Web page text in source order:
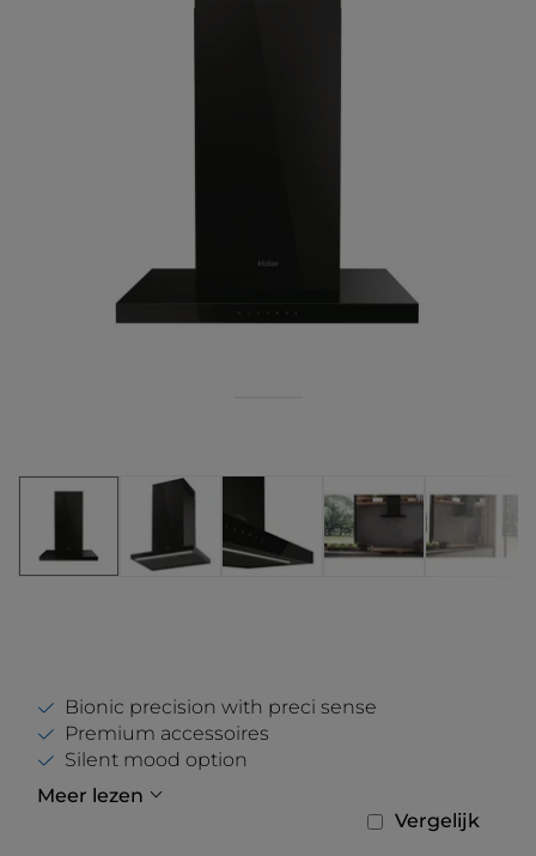
Bionic precision with preci sense
Premium accessoires
Silent mood option
Meer lezen
Vergelijk